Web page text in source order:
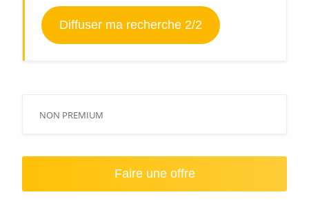
Diffuser ma recherche 2/2
NON PREMIUM
Faire une offre